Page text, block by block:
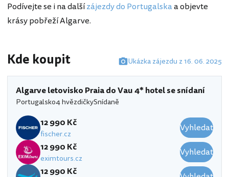
Podívejte se i na dalšízájezdy do Portugalskaa objevte
krásy pobřeží Algarve.
Kde koupit Ukázka zájezdu z 16. 06. 2025
Algarve letovisko Praia do Vau 4* hotel se snídaní
Portugalsko4 hvězdičkySnídaně
12 990 Kč
fischer.cz
Vyhledat
12 990 Kč
eximtours.cz
Vyhledat
12 990 Kč